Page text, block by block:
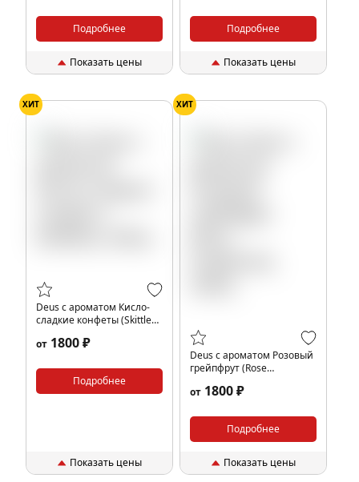
Подробнее
Показать цены
Подробнее
Показать цены
ХИТ
Deus с ароматом Кисло-
сладкие конфеты (Skittles),
от 1800 ₽
Подробнее
Показать цены
ХИТ
Deus с ароматом Розовый
грейпфрут (Rose
от 1800 ₽
Подробнее
Показать цены